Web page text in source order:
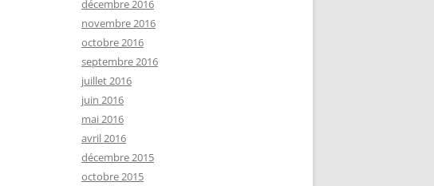
décembre 2016
novembre 2016
octobre 2016
septembre 2016
juillet 2016
juin 2016
mai 2016
avril 2016
décembre 2015
octobre 2015